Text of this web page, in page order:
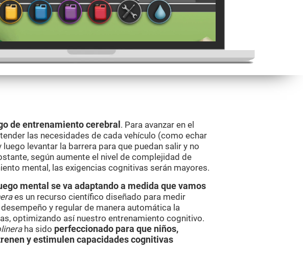
de entrenamiento cerebral . Para avanzar en el
las necesidades de cada vehículo (como echar
luego levantar la barrera para que puedan salir y no
según aumente el nivel de complejidad de
mental, las exigencias cognitivas serán mayores.
mental se va adaptando a medida que vamos
es un recurso científico diseñado para medir
y regular de manera automática la
optimizando así nuestro entrenamiento cognitivo.
ha sido perfeccionado para que niños,
y estimulen capacidades cognitivas